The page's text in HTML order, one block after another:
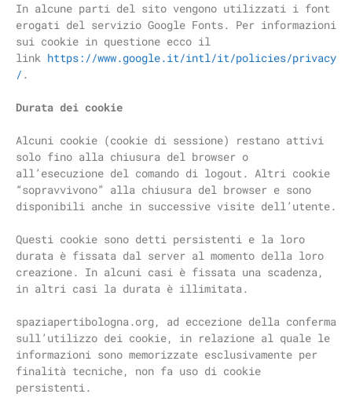
In alcune parti del sito vengono utilizzati i font
erogati del servizio Google Fonts. Per informazioni
sui cookie in questione ecco il
link https://www.google.it/intl/it/policies/privacy
/ .
Durata dei cookie
Alcuni cookie (cookie di sessione) restano attivi
solo fino alla chiusura del browser o
all’esecuzione del comando di logout. Altri cookie
“sopravvivono” alla chiusura del browser e sono
disponibili anche in successive visite dell’utente.
Questi cookie sono detti persistenti e la loro
durata è fissata dal server al momento della loro
creazione. In alcuni casi è fissata una scadenza,
in altri casi la durata è illimitata.
spaziapertibologna.org, ad eccezione della conferma
sull’utilizzo dei cookie, in relazione al quale le
informazioni sono memorizzate esclusivamente per
finalità tecniche, non fa uso di cookie
persistenti.